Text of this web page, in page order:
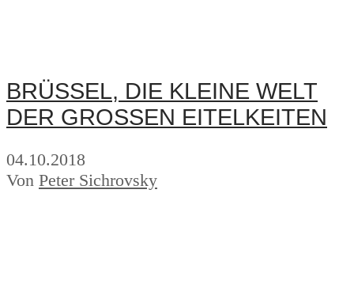
BRÜSSEL, DIE KLEINE WELT
DER GROSSEN EITELKEITEN
04.10.2018
Von Peter Sichrovsky